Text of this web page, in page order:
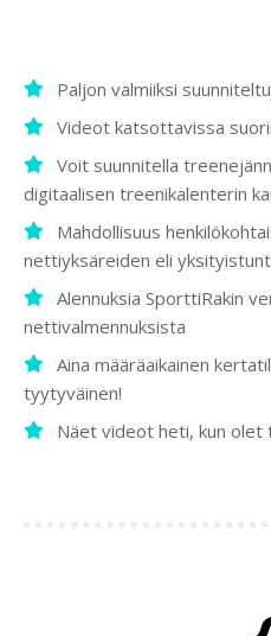
Paljon valmiiksi
Videot katsottavissa
Voit suunnitella
digitaalisen treenikalenterin
Mahdollisuus
nettiyksäreiden eli
Alennuksia SporttiRakin
nettivalmennuksista
Aina määräaikainen
tyytyväinen!
Näet videot heti, kun olet